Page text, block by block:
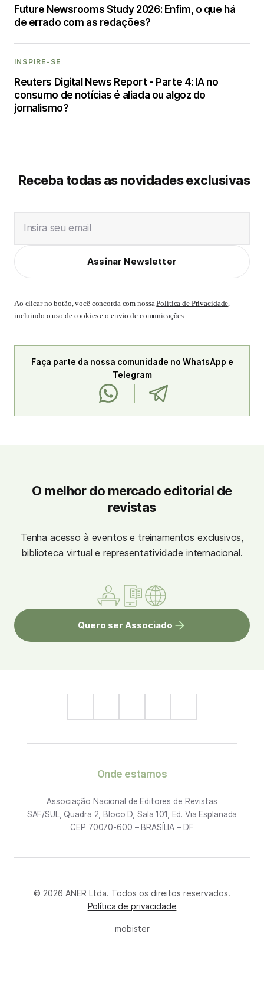
Future Newsrooms Study 2026: Enfim, o que há
de errado com as redações?
INSPIRE-SE
Reuters Digital News Report - Parte 4: IA no
consumo de notícias é aliada ou algoz do
jornalismo?
Receba todas as novidades exclusivas
Insira seu email
Assinar Newsletter
Ao clicar no botão, você concorda com nossaPolítica de Privacidade,
incluindo o uso de cookies e o envio de comunicações.
Faça parte da nossa comunidade no WhatsApp e
Telegram
O melhor do mercado editorial de
revistas
Tenha acesso à eventos e treinamentos exclusivos,
biblioteca virtual e representatividade internacional.
Quero ser Associado
Onde estamos
Associação Nacional de Editores de Revistas
SAF/SUL, Quadra 2, Bloco D, Sala 101, Ed. Via Esplanada
CEP 70070-600 – BRASÍLIA – DF
© 2026 ANER Ltda. Todos os direitos reservados.
Política de privacidade
mobister